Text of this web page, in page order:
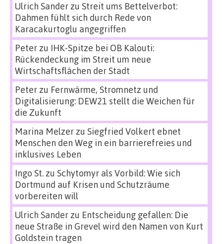
Ulrich Sanderzu Streit ums Bettelverbot:
Dahmen fühlt sich durch Rede von
Karacakurtoglu angegriffen
Peterzu IHK-Spitze bei OB Kalouti:
Rückendeckung im Streit um neue
Wirtschaftsflächen der Stadt
Peterzu Fernwärme, Stromnetz und
Digitalisierung: DEW21 stellt die Weichen für
die Zukunft
Marina Melzerzu Siegfried Volkert ebnet
Menschen den Weg in ein barrierefreies und
inklusives Leben
Ingo St.zu Schytomyr als Vorbild: Wie sich
Dortmund auf Krisen und Schutzräume
vorbereiten will
Ulrich Sanderzu Entscheidung gefallen: Die
neue Straße in Grevel wird den Namen von Kurt
Goldstein tragen